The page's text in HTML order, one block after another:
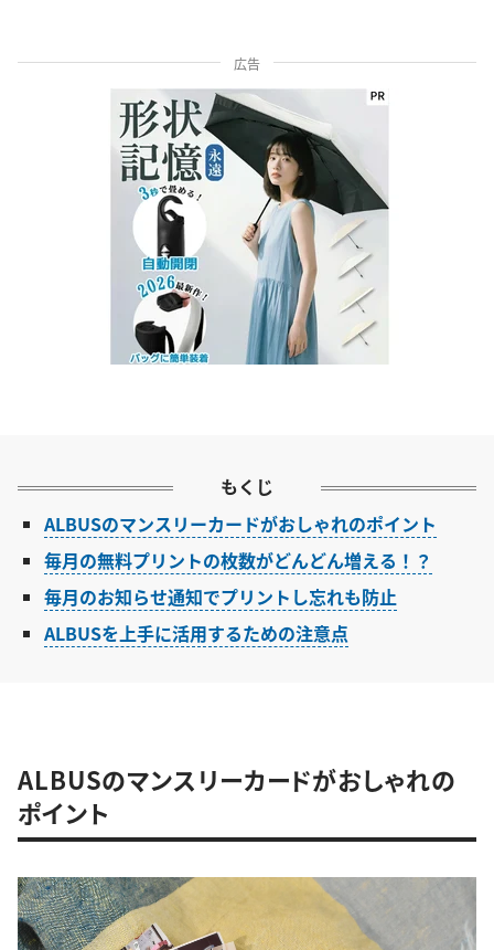
広告
もくじ
ALBUSのマンスリーカードがおしゃれのポイント
毎月の無料プリントの枚数がどんどん増える！？
毎月のお知らせ通知でプリントし忘れも防止
ALBUSを上手に活用するための注意点
ALBUSのマンスリーカードがおしゃれの
ポイント